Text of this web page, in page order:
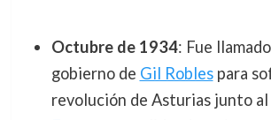
Octubre de 1934: Fue
gobierno de Gil Roblespara
revolución de Asturias junto